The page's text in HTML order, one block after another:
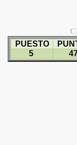
PUESTO
5